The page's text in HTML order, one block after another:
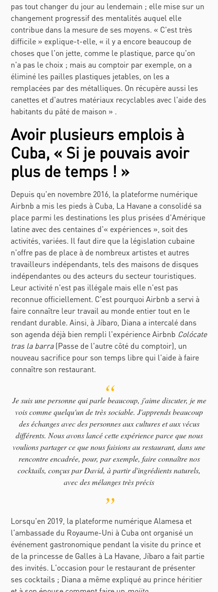
pas tout changer du jour au lendemain ; elle mise sur un
changement progressif des mentalités auquel elle
contribue dans la mesure de ses moyens. « C'est très
difficile » explique-t-elle, « il y a encore beaucoup de
choses que l'on jette, comme le plastique, parce qu'on
n'a pas le choix ; mais au comptoir par exemple, on a
éliminé les pailles plastiques jetables, on les a
remplacées par des métalliques. On récupère aussi les
canettes et d'autres matériaux recyclables avec l'aide des
habitants du pâté de maison » .
Avoir plusieurs emplois à
Cuba, « Si je pouvais avoir
plus de temps ! »
Depuis qu'en novembre 2016, la plateforme numérique
Airbnb a mis les pieds à Cuba, La Havane a consolidé sa
place parmi les destinations les plus prisées d'Amérique
latine avec des centaines d'« expériences », soit des
activités, variées. Il faut dire que la législation cubaine
n'offre pas de place à de nombreux artistes et autres
travailleurs indépendants, tels des maisons de disques
indépendantes ou des acteurs du secteur touristiques.
Leur activité n'est pas illégale mais elle n'est pas
reconnue officiellement. C'est pourquoi Airbnb a servi à
faire connaître leur travail au monde entier tout en le
rendant durable. Ainsi, àJíbaro , Diana a intercalé dans
son agenda déjà bien rempli l'expérience Airbnb Colócate
tras la barra(Passe de l'autre côté du comptoir), un
nouveau sacrifice pour son temps libre qui l'aide à faire
connaître son restaurant.
Je suis une personne qui parle beaucoup, j'aime discuter, je me
vois comme quelqu'un de très sociable. J'apprends beaucoup
des échanges avec des personnes aux cultures et aux vécus
différents. Nous avons lancé cette expérience parce que nous
voulions partager ce que nous faisions au restaurant, dans une
rencontre encadrée, pour, par exemple, faire connaître nos
cocktails, conçus par David, à partir d'ingrédients naturels,
avec des mélanges très précis
Lorsqu'en 2019, la plateforme numérique Alamesa et
l'ambassade du Royaume-Uni à Cuba ont organisé un
événement gastronomique pendant la visite du prince et
de la princesse de Galles à La Havane,Jíbaroa fait partie
des invités. L'occasion pour le restaurant de présenter
ses cocktails ; Diana a même expliqué au prince héritier